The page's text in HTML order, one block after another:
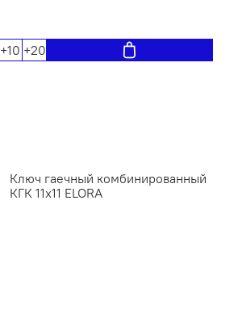
+10 +20
Ключ гаечный комбинированный
КГК 11х11 ELORA